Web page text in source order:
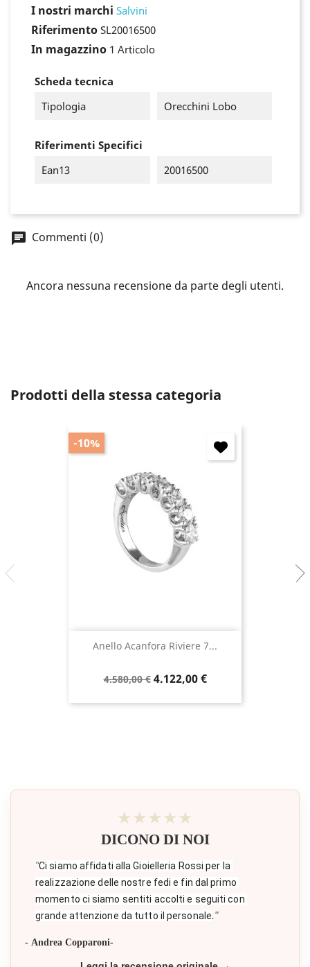
I nostri marchi Salvini
Riferimento SL20016500
In magazzino 1 Articolo
Scheda tecnica
Tipologia
Orecchini Lobo
Riferimenti Specifici
Ean13
20016500
Commenti (0)
Ancora nessuna recensione da parte degli utenti.
Prodotti della stessa categoria
Anello Acanfora Riviere 7...
Prezzo
4.580,00 € Prezzo
4.122,00 €
-10%
★★★★★
DICONO DI NOI
"Ci siamo affidati alla Gioielleria Rossi per la
realizzazione delle nostre fedi e fin dal primo
momento ci siamo sentiti accolti e seguiti con
grande attenzione da tutto il personale."
- Andrea Copparoni-
×